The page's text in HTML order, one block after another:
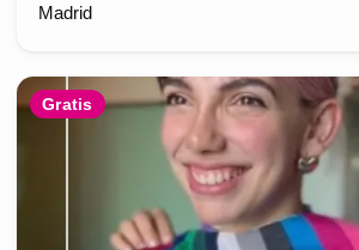
Madrid
Gratis